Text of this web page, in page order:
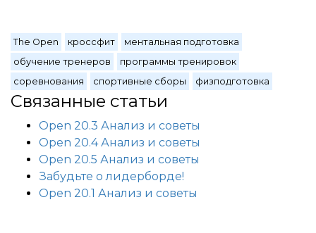
The Open кроссфит
ментальная подготовка
обучение тренеров
программы тренировок
соревнования
спортивные сборы физподготовка
Связанные статьи
Open 20.3 Анализ и советы
Open 20.4 Анализ и советы
Open 20.5 Анализ и советы
Забудьте о лидерборде!
Open 20.1 Анализ и советы